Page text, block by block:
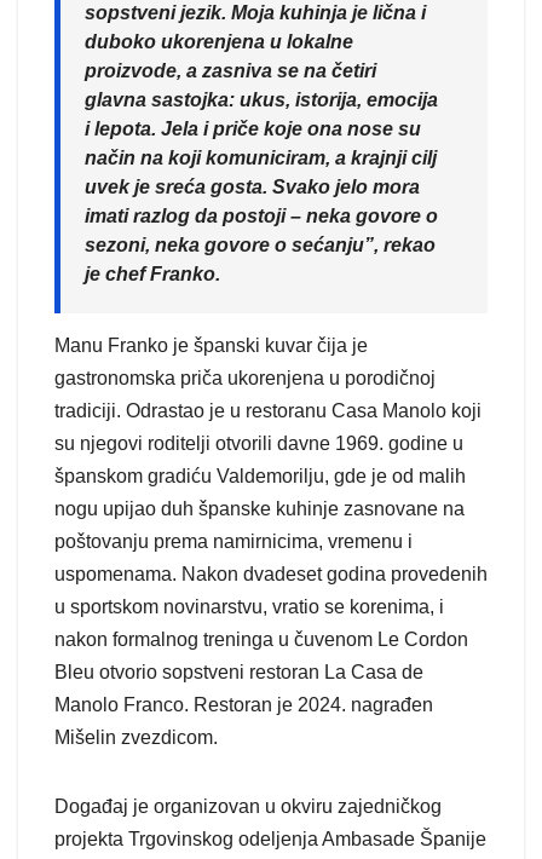
sopstveni jezik. Moja kuhinja je lična i
duboko ukorenjena u lokalne
proizvode, a zasniva se na četiri
glavna sastojka: ukus, istorija, emocija
i lepota. Jela i priče koje ona nose su
način na koji komuniciram, a krajnji cilj
uvek je sreća gosta. Svako jelo mora
imati razlog da postoji – neka govore o
sezoni, neka govore o sećanju”, rekao
je chef Franko.
Manu Franko je španski kuvar čija je
gastronomska priča ukorenjena u porodičnoj
tradiciji. Odrastao je u restoranu Casa Manolo koji
su njegovi roditelji otvorili davne 1969. godine u
španskom gradiću Valdemorilju, gde je od malih
nogu upijao duh španske kuhinje zasnovane na
poštovanju prema namirnicima, vremenu i
uspomenama. Nakon dvadeset godina provedenih
u sportskom novinarstvu, vratio se korenima, i
nakon formalnog treninga u čuvenom Le Cordon
Bleu otvorio sopstveni restoran La Casa de
Manolo Franco. Restoran je 2024. nagrađen
Mišelin zvezdicom.
Događaj je organizovan u okviru zajedničkog
projekta Trgovinskog odeljenja Ambasade Španije